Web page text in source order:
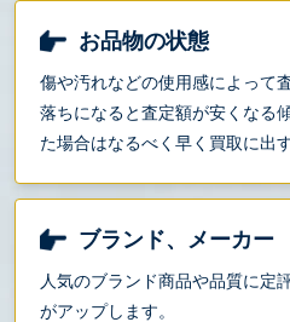
お品物の状態
傷や汚れなどの使用感によって
落ちになると査定額が安くなる
た場合はなるべく早く買取に出
ブランド、メーカー
人気のブランド商品や品質に定
がアップします。